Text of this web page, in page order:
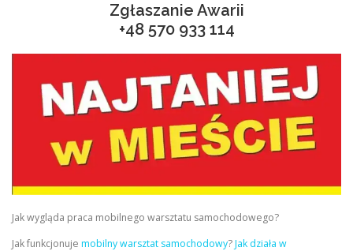
Zgłaszanie Awarii
+48 570 933 114
Jak wygląda praca mobilnego warsztatu samochodowego?
Jak funkcjonuje mobilny warsztat samochodowy?Jak działa w